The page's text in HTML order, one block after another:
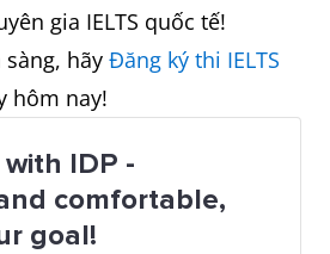
gia IELTS quốc tế!
hãy Đăng ký thi IELTS
hôm nay!
with IDP -
comfortable,
goal!